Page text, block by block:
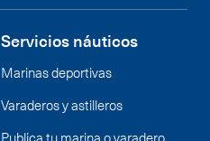
Servicios náuticos
Marinas deportivas
Varaderos y astilleros